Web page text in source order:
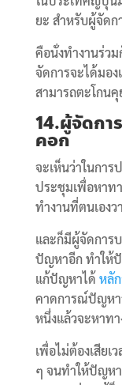
ยะ สำหรับผู้จัดก
คือนั่งทำงานร่ว
จัดการจะได้มอ
สามารถตะโกน
14.ผู้จัดกา
คอก
จะเห็นว่าในกา
ประชุมเพื่อหาท
ทำงานที่ตนเองว
และก็มีผู้จัดการ
ปัญหาอีก ทำให้
แก้ปัญหาได้ หลั
คาดการณ์ปัญหา
หนึ่งแล้วจะหาท
เพื่อไม่ต้องเสีย
ๆ จนทำให้ปัญหา